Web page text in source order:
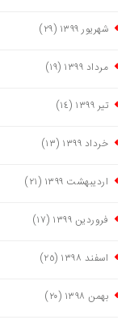
شهریور ١٣٩٩ (٢٩)
مرداد ١٣٩٩ (١٩)
تیر ١٣٩٩ (١٤)
خرداد ١٣٩٩ (١٣)
اردیبهشت ١٣٩٩ (٢١)
فروردین ١٣٩٩ (١٧)
اسفند ١٣٩٨ (٢٥)
بهمن ١٣٩٨ (٢٠)